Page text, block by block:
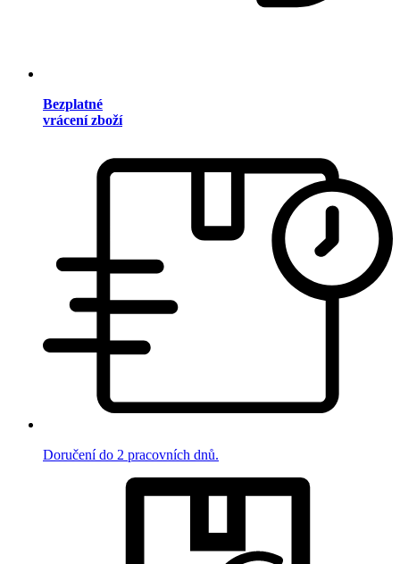
Bezplatné
vrácení zboží
Doručení do 2 pracovních dnů.